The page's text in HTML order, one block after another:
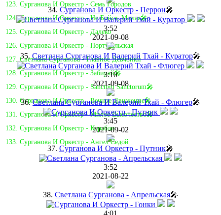
123. Сурганова И Оркестр - Семь Городов
124. Сурганова И Оркестр - Не Бойся, Милая🎤
125. Сурганова И Оркестр - Далеко
126. Сурганова И Оркестр - Португальская
127. Светлана Сурганова - Главное Девчонки
128. Сурганова И Оркестр - Забирай🎤
129. Сурганова И Оркестр - Sanctum Sanctorum🎤
130. Сурганова И Оркестр - Вечное Движение🎤
131. Сурганова И Оркестр - Милое Высочество🎤
132. Сурганова И Оркестр - Корабли
133. Сурганова И Оркестр - Ангел Седой
34. Сурганова И Оркестр - Перрон🎤
3:52
2021-09-08
35. Светлана Сурганова И Валерий Тхай - Куратор🎤
3:10
2021-09-08
36.Светлана Сурганова И Валерий Тхай - Флюгер🎤
3:45
2021-09-02
37. Сурганова И Оркестр - Путник🎤
3:52
2021-08-22
38. Светлана Сурганова - Апрельская🎤
4:01